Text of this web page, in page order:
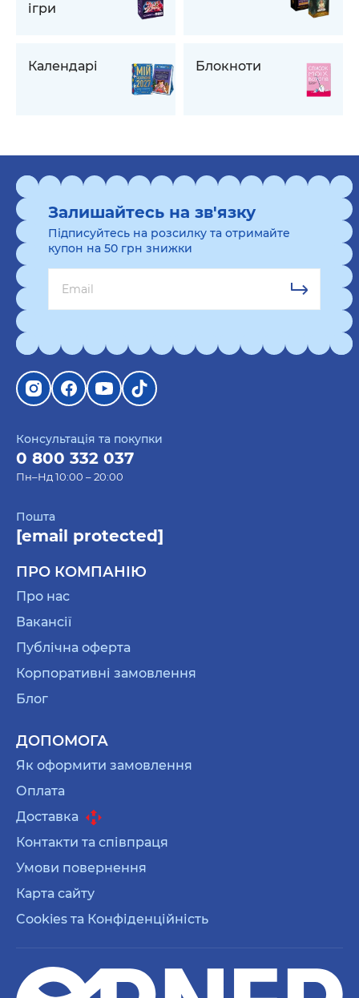
ігри
Календарі Блокноти
Консультація та покупки
0 800 332 037
Пн–Нд 10:00 – 20:00
Пошта
[email protected]
ПРО КОМПАНІЮ
Про нас
Вакансії
Публічна оферта
Корпоративні замовлення
Блог
ДОПОМОГА
Як оформити замовлення
Оплата
Доставка
Контакти та співпраця
Умови повернення
Карта сайту
Cookies та Конфіденційність
Залишайтесь на зв'язку
Підписуйтесь на розсилку та отримайте
купон на 50 грн знижки